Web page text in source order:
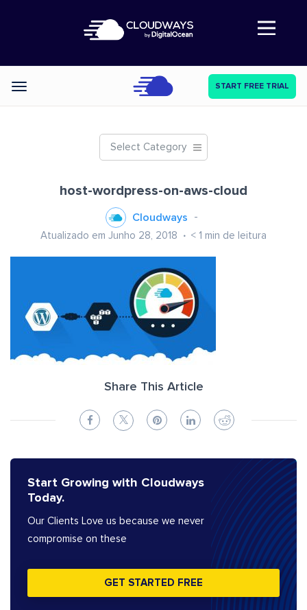
Abre a navegação
Categories START FREE TRIAL
Select Category
host-wordpress-on-aws-cloud
Cloudways
Atualizado em Junho 28, 2018 < 1 min de leitura
Share This Article
Start Growing with Cloudways
Today.
Our Clients Love us because we never
compromise on these
GET STARTED FREE